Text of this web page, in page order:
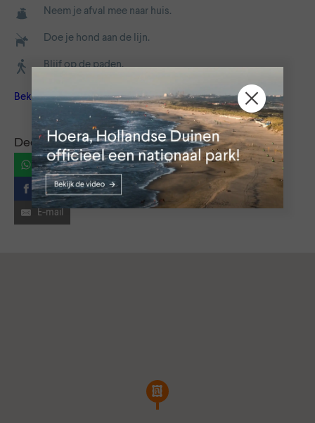
Neem je afval mee naar huis.
Doe je hond aan de lijn.
Blijf op de paden.
Bekijk alle tips
Deel dit bericht via:
WhatsApp
Facebook
E-mail